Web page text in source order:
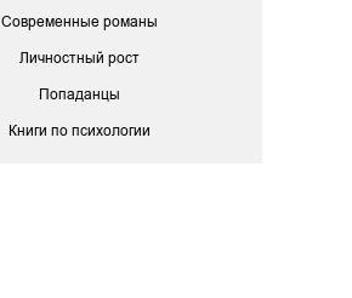
Современные романы
Личностный рост
Попаданцы
Книги по психологии